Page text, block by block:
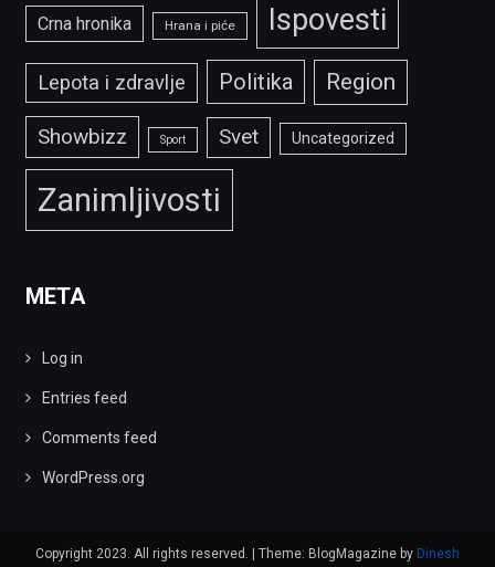
Crna hronika Hrana i piće Ispovesti
Lepota i zdravlje Politika Region
Showbizz Sport Svet Uncategorized
Zanimljivosti
META
Log in
Entries feed
Comments feed
WordPress.org
Copyright 2023. All rights reserved. | Theme: BlogMagazine by Dinesh